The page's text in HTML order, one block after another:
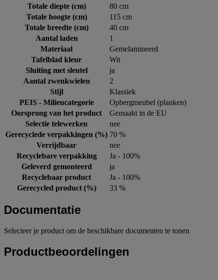
Totale diepte (cm)
80 cm
Totale hoogte (cm)
115 cm
Totale breedte (cm)
40 cm
Aantal laden
1
Materiaal
Gemelamineerd
Tafelblad kleur
Wit
Sluiting met sleutel
ja
Aantal zwenkwielen
2
Stijl
Klassiek
PEIS - Milieucategorie
Opbergmeubel (planken)
Oorsprong van het product
Gemaakt in de EU
Selectie telewerken
nee
Gerecyclede verpakkingen (%) 70 %
Verrijdbaar
nee
Recyclebare verpakking
Ja - 100%
Geleverd gemonteerd
ja
Recyclebaar product
Ja - 100%
Gerecycled product (%)
33 %
Documentatie
Selecteer je product om de beschikbare documenten te tonen
Productbeoordelingen